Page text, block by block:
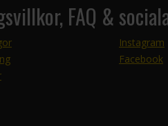
FAQ &
Instagram
Facebook